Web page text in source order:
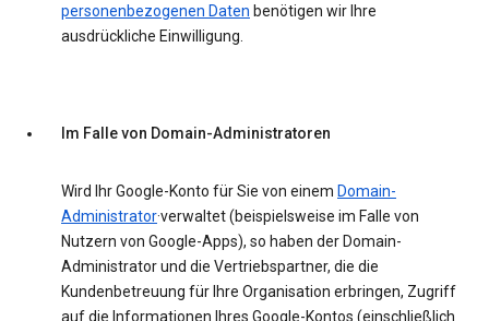
personenbezogenen Daten benötigen wir Ihre
ausdrückliche Einwilligung.
Im Falle von Domain-Administratoren
Wird Ihr Google-Konto für Sie von einem Domain-
Administrator·verwaltet (beispielsweise im Falle von
Nutzern von Google-Apps), so haben der Domain-
Administrator und die Vertriebspartner, die die
Kundenbetreuung für Ihre Organisation erbringen, Zugriff
auf die Informationen Ihres Google-Kontos (einschließlich